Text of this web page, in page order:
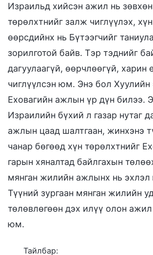
Израильд хийсэн ажил нь
төрөлхтнийг залж чиглүүлэх,
өөрсдийнх нь Бүтээгчийг
зорилготой байв. Тэр тэднийг
дагуулаагүй, өөрчлөөгүй, харин
чиглүүлсэн юм. Энэ бол Хуулийн
Еховагийн ажлын үр дүн билээ.
Израилийн бүхий л газар нутаг
ажлын цаад шалтгаан, жинхэнэ
чанар бөгөөд хүн төрөлхтнийг
гарын хяналтад байлгахын
мянган жилийн ажлынх нь
Түүний зургаан мянган жилийн
төлөвлөгөөн дэх илүү олон ажил
юм.
Тайлбар: